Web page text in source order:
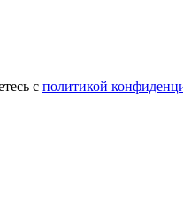
с политикой